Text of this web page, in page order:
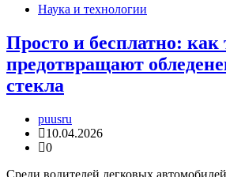
Наука и технологии
Просто и бесплатно: как
предотвращают
стекла
puusru
10.04.2026
0
Среди водителей легковых